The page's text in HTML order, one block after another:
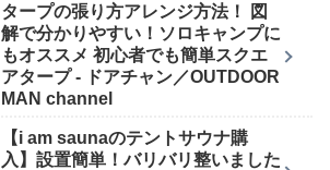
タープの張り方アレンジ方法！ 図
解で分かりやすい！ソロキャンプに
もオススメ 初心者でも簡単スクエ
アタープ - ドアチャン／OUTDOOR
MAN channel
【i am saunaのテントサウナ購
入】設置簡単！バリバリ整いました